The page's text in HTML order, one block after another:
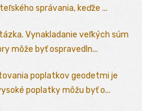
správania, keďže ...
Vynakladanie veľkých súm
môže byť ospravedln...
poplatkov geodetmi je
poplatky môžu byť o...